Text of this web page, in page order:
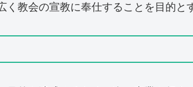
く教会の宣教に奉仕することを目的と